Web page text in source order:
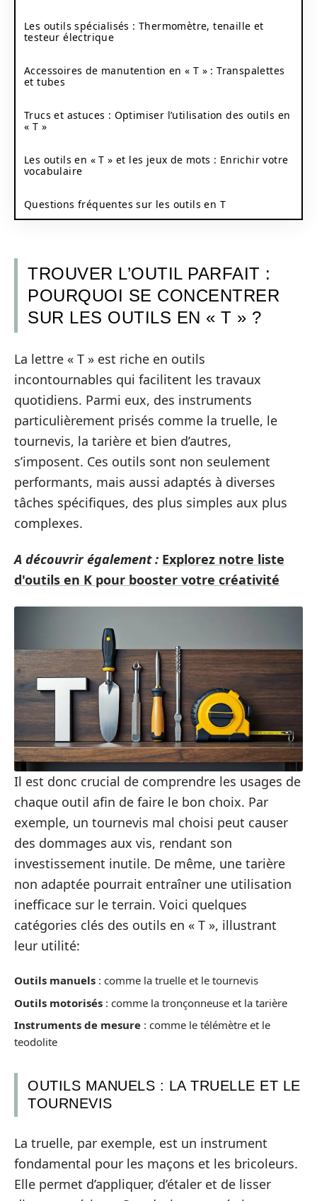
Les outils spécialisés : Thermomètre, tenaille et
testeur électrique
Accessoires de manutention en « T » : Transpalettes
et tubes
Trucs et astuces : Optimiser l’utilisation des outils en
« T »
Les outils en « T » et les jeux de mots : Enrichir votre
vocabulaire
Questions fréquentes sur les outils en T
TROUVER L’OUTIL PARFAIT :
POURQUOI SE CONCENTRER
SUR LES OUTILS EN « T » ?
La lettre « T » est riche en outils
incontournables qui facilitent les travaux
quotidiens. Parmi eux, des instruments
particulièrement prisés comme la truelle, le
tournevis, la tarière et bien d’autres,
s’imposent. Ces outils sont non seulement
performants, mais aussi adaptés à diverses
tâches spécifiques, des plus simples aux plus
complexes.
A découvrir également : Explorez notre liste
d'outils en K pour booster votre créativité
Il est donc crucial de comprendre les usages de
chaque outil afin de faire le bon choix. Par
exemple, un tournevis mal choisi peut causer
des dommages aux vis, rendant son
investissement inutile. De même, une tarière
non adaptée pourrait entraîner une utilisation
inefficace sur le terrain. Voici quelques
catégories clés des outils en « T », illustrant
leur utilité:
Outils manuels : comme la truelle et le tournevis
Outils motorisés : comme la tronçonneuse et la tarière
Instruments de mesure : comme le télémètre et le
teodolite
OUTILS MANUELS : LA TRUELLE ET LE
TOURNEVIS
La truelle, par exemple, est un instrument
fondamental pour les maçons et les bricoleurs.
Elle permet d’appliquer, d’étaler et de lisser